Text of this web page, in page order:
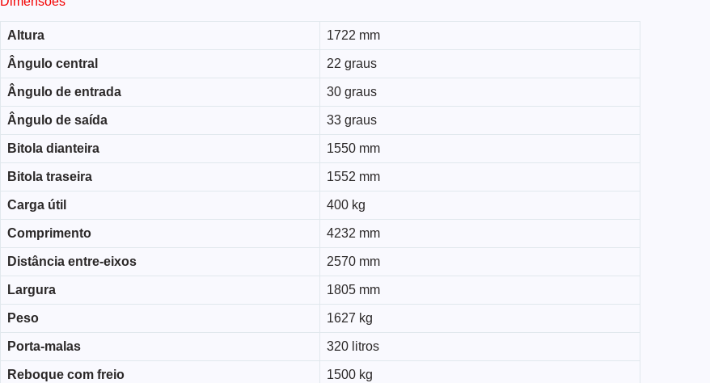
Altura 1722 mm
Ângulo central 22 graus
Ângulo de entrada 30 graus
Ângulo de saída 33 graus
Bitola dianteira 1550 mm
Bitola traseira 1552 mm
Carga útil 400 kg
Comprimento 4232 mm
Distância entre-eixos 2570 mm
Largura 1805 mm
Peso 1627 kg
Porta-malas 320 litros
Reboque com freio 1500 kg